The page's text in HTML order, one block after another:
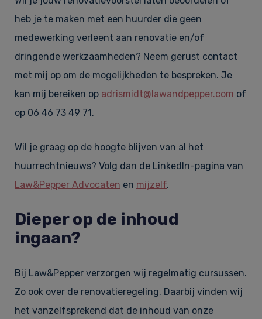
heb je te maken met een huurder die geen
medewerking verleent aan renovatie en/of
dringende werkzaamheden? Neem gerust contact
met mij op om de mogelijkheden te bespreken. Je
kan mij bereiken op adrismidt@lawandpepper.com of
op 06 46 73 49 71.
Wil je graag op de hoogte blijven van al het
huurrechtnieuws? Volg dan de LinkedIn-pagina van
Law&Pepper Advocaten en mijzelf.
Dieper op de inhoud
ingaan?
Bij Law&Pepper verzorgen wij regelmatig cursussen.
Zo ook over de renovatieregeling. Daarbij vinden wij
het vanzelfsprekend dat de inhoud van onze